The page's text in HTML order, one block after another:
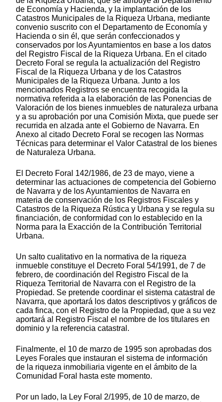
de Economía y Hacienda, y la implantación de los
Catastros Municipales de la Riqueza Urbana, mediante
convenio suscrito con el Departamento de Economía y
Hacienda o sin él, que serán confeccionados y
conservados por los Ayuntamientos en base a los datos
del Registro Fiscal de la Riqueza Urbana. En el citado
Decreto Foral se regula la actualización del Registro
Fiscal de la Riqueza Urbana y de los Catastros
Municipales de la Riqueza Urbana. Junto a los
mencionados Registros se encuentra recogida la
normativa referida a la elaboración de las Ponencias de
Valoración de los bienes inmuebles de naturaleza urbana
y a su aprobación por una Comisión Mixta, que puede ser
recurrida en alzada ante el Gobierno de Navarra. En
Anexo al citado Decreto Foral se recogen las Normas
Técnicas para determinar el Valor Catastral de los bienes
de Naturaleza Urbana.
El Decreto Foral 142/1986, de 23 de mayo, viene a
determinar las actuaciones de competencia del Gobierno
de Navarra y de los Ayuntamientos de Navarra en
materia de conservación de los Registros Fiscales y
Catastros de la Riqueza Rústica y Urbana y se regula su
financiación, de conformidad con lo establecido en la
Norma para la Exacción de la Contribución Territorial
Urbana.
Un salto cualitativo en la normativa de la riqueza
inmueble constituye el Decreto Foral 54/1991, de 7 de
febrero, de coordinación del Registro Fiscal de la
Riqueza Territorial de Navarra con el Registro de la
Propiedad. Se pretende coordinar el sistema catastral de
Navarra, que aportará los datos descriptivos y gráficos de
cada finca, con el Registro de la Propiedad, que a su vez
aportará al Registro Fiscal el nombre de los titulares en
dominio y la referencia catastral.
Finalmente, el 10 de marzo de 1995 son aprobadas dos
Leyes Forales que instauran el sistema de información
de la riqueza inmobiliaria vigente en el ámbito de la
Comunidad Foral hasta este momento.
Por un lado, la Ley Foral 2/1995, de 10 de marzo, de